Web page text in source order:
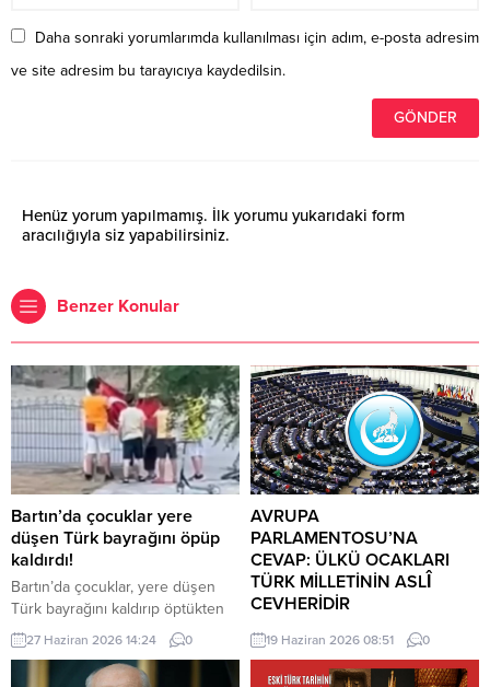
Daha sonraki yorumlarımda kullanılması için adım, e-posta adresim
ve site adresim bu tarayıcıya kaydedilsin.
Henüz yorum yapılmamış. İlk yorumu yukarıdaki form
aracılığıyla siz yapabilirsiniz.
Benzer Konular
Bartın’da çocuklar yere
düşen Türk bayrağını öpüp
kaldırdı!
Bartın’da çocuklar, yere düşen
Türk bayrağını kaldırıp öptükten
sonra gelen itfaiye ekiplerinin de
yardımıyla göndere çekti. O anlar
cep telefonu kamerası tarafından
27 Haziran 2026 14:24 0
AVRUPA
PARLAMENTOSU’NA
CEVAP: ÜLKÜ OCAKLARI
TÜRK MİLLETİNİN ASLÎ
CEVHERİDİR
MHP milletvekili Prof. Dr. İlyas
Topsakal AB parlamentosuna
cevap verdi: Avrupa
19 Haziran 2026 08:51 0